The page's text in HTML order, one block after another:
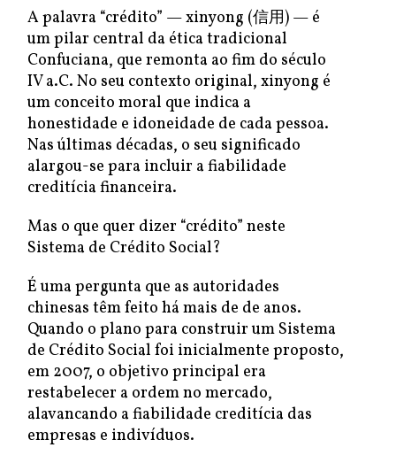
A palavra “crédito” — xinyong (信用) — é
um pilar central da ética tradicional
Confuciana, que remonta ao fim do século
IV a.C. No seu contexto original, xinyong é
um conceito moral que indica a
honestidade e idoneidade de cada pessoa.
Nas últimas décadas, o seu significado
alargou-se para incluir a fiabilidade
creditícia financeira.
Mas o que quer dizer “crédito” neste
Sistema de Crédito Social?
É uma pergunta que as autoridades
chinesas têm feito há mais de de anos.
Quando o plano para construir um Sistema
de Crédito Social foi inicialmente proposto,
em 2007, o objetivo principal era
restabelecer a ordem no mercado,
alavancando a fiabilidade creditícia das
empresas e indivíduos.